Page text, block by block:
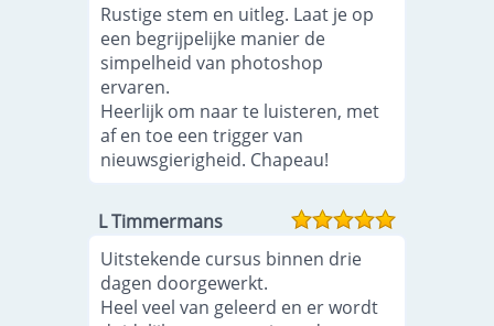
Rustige stem en uitleg. Laat je op
een begrijpelijke manier de
simpelheid van photoshop
ervaren.
Heerlijk om naar te luisteren, met
af en toe een trigger van
nieuwsgierigheid. Chapeau!
L Timmermans
Uitstekende cursus binnen drie
dagen doorgewerkt.
Heel veel van geleerd en er wordt